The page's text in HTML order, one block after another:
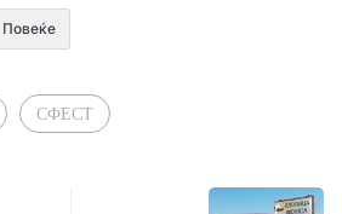
Повеќе
СФЕСТ